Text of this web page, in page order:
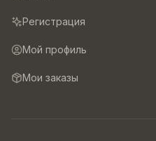
Регистрация
Мой профиль
Мои заказы